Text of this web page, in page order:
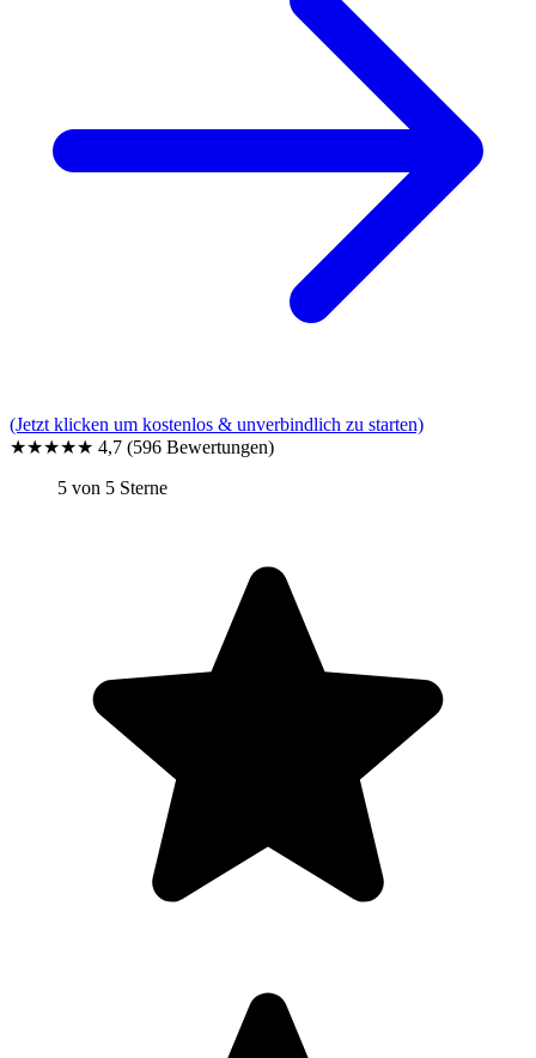
(Jetzt klicken um kostenlos & unverbindlich zu starten)
★★★★★ 4,7 (596 Bewertungen)
5 von 5 Sterne